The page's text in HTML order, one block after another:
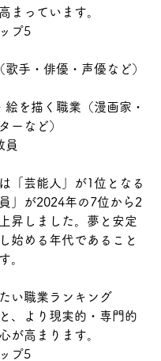
まっています。
プ5
歌手・俳優・声優など）
絵を描く職業（漫画家・
ーなど）
員
「芸能人」が1位となる
」が2024年の7位から2
昇しました。夢と安定
始める年代であること
。
い職業ランキング
、より現実的・専門的
が高まります。
プ5